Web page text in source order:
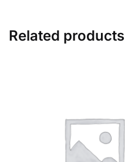
Related products